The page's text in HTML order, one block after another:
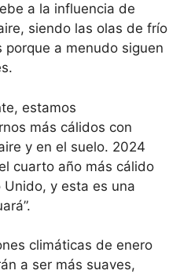
a la influencia de
siendo las olas de frío
a menudo siguen
estamos
más cálidos con
y en el suelo. 2024
cuarto año más cálido
y esta es una
climáticas de enero
a ser más suaves,